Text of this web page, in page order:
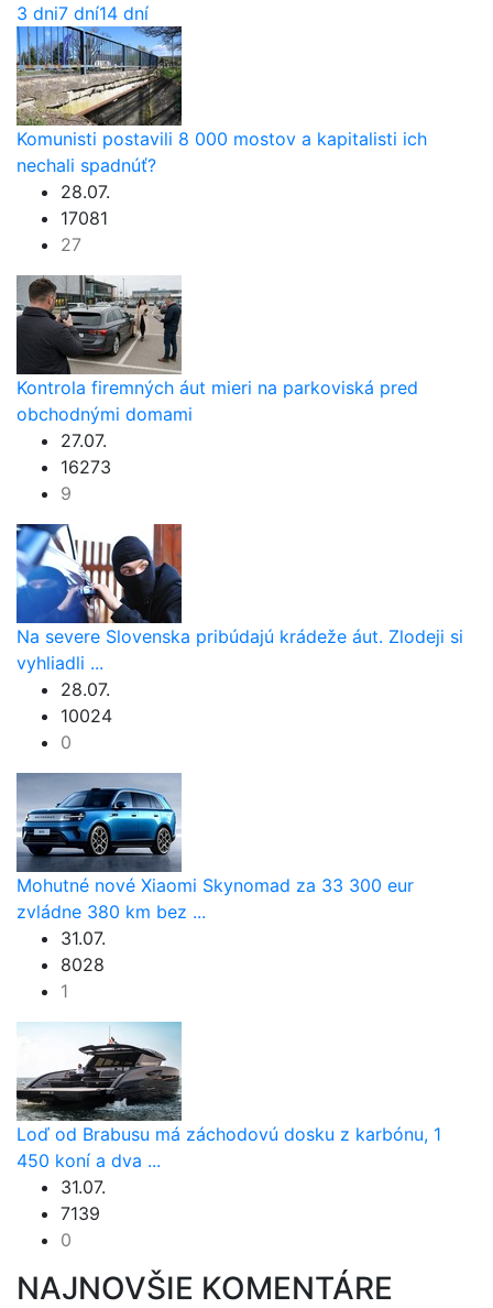
3 dni7 dní14 dní
Komunisti postavili 8 000 mostov a kapitalisti ich
nechali spadnúť?
28.07.
17081
27
Kontrola firemných áut mieri na parkoviská pred
obchodnými domami
27.07.
16273
9
Na severe Slovenska pribúdajú krádeže áut. Zlodeji si
vyhliadli ...
28.07.
10024
0
Mohutné nové Xiaomi Skynomad za 33 300 eur
zvládne 380 km bez ...
31.07.
8028
1
Loď od Brabusu má záchodovú dosku z karbónu, 1
450 koní a dva ...
31.07.
7139
0
NAJNOVŠIE KOMENTÁRE